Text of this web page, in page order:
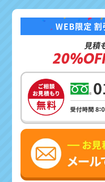
WEB限定
見積